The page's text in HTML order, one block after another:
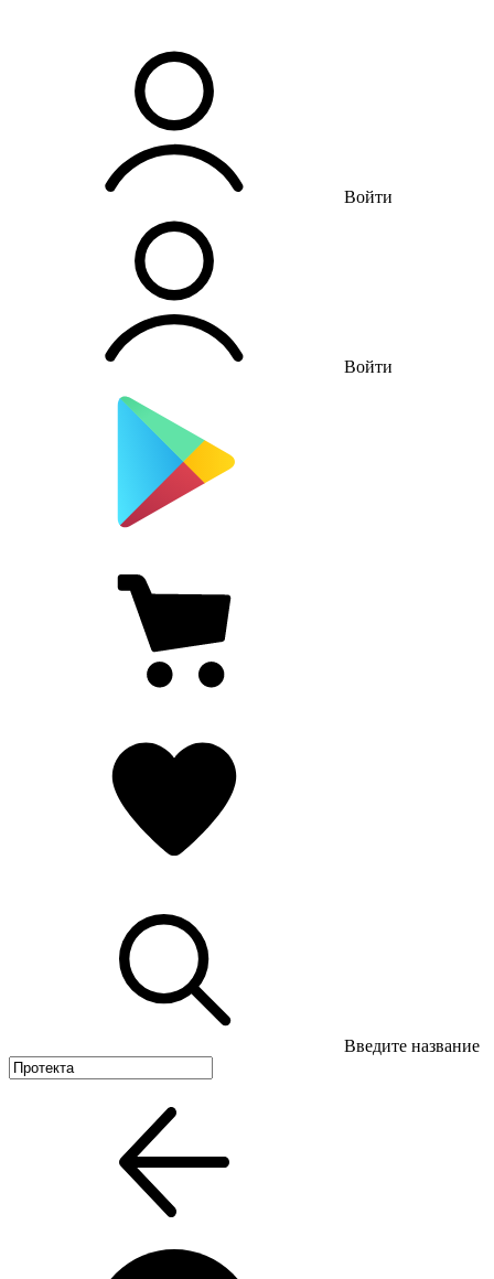
Войти
Войти
Введите название